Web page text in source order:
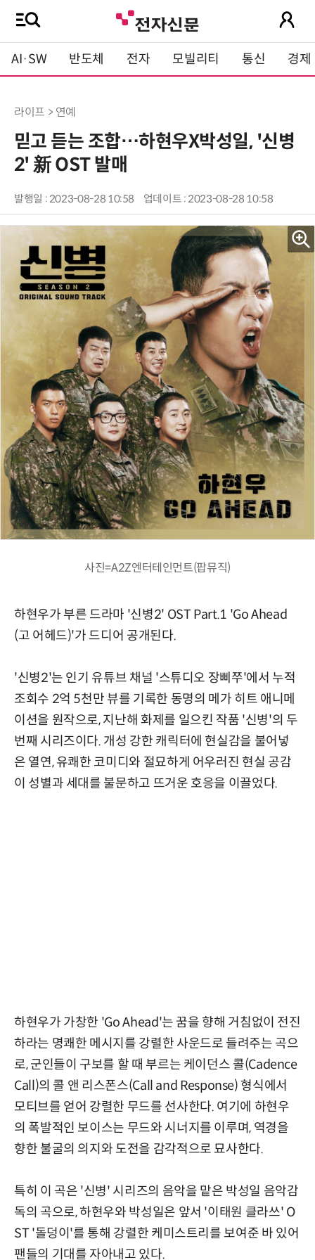
AI·SW 반도체 전자 모빌리티 통신 경제
라이프 > 연예
믿고 듣는 조합…하현우X박성일, '신병
2' 新 OST 발매
발행일 : 2023-08-28 10:58 업데이트 : 2023-08-28 10:58
사진=A2Z엔터테인먼트(팝뮤직)
하현우가 부른 드라마 '신병2' OST Part.1 'Go Ahead
(고 어헤드)'가 드디어 공개된다.
'신병2'는 인기 유튜브 채널 '스튜디오 장삐쭈'에서 누적
조회수 2억 5천만 뷰를 기록한 동명의 메가 히트 애니메
이션을 원작으로, 지난해 화제를 일으킨 작품 '신병'의 두
번째 시리즈이다. 개성 강한 캐릭터에 현실감을 불어넣
은 열연, 유쾌한 코미디와 절묘하게 어우러진 현실 공감
이 성별과 세대를 불문하고 뜨거운 호응을 이끌었다.
하현우가 가창한 'Go Ahead'는 꿈을 향해 거침없이 전진
하라는 명쾌한 메시지를 강렬한 사운드로 들려주는 곡으
로, 군인들이 구보를 할 때 부르는 케이던스 콜(Cadence
Call)의 콜 앤 리스폰스(Call and Response) 형식에서
모티브를 얻어 강렬한 무드를 선사한다. 여기에 하현우
의 폭발적인 보이스는 무드와 시너지를 이루며, 역경을
향한 불굴의 의지와 도전을 감각적으로 묘사한다.
특히 이 곡은 '신병' 시리즈의 음악을 맡은 박성일 음악감
독의 곡으로, 하현우와 박성일은 앞서 '이태원 클라쓰' O
ST '돌덩이'를 통해 강렬한 케미스트리를 보여준 바 있어
팬들의 기대를 자아내고 있다.